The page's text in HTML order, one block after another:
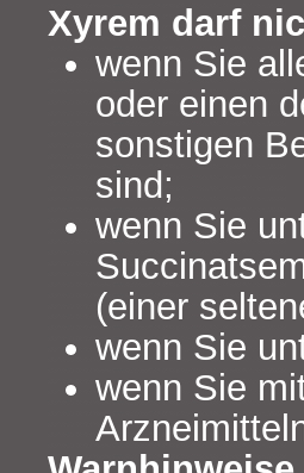
Xyrem darf
wenn Sie
oder einen
sonstigen
sind;
wenn Sie
(einer
wenn Sie
wenn Sie